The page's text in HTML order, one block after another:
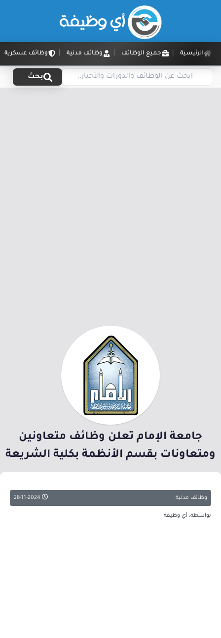
الرئيسية جميع الوظائف وظائف مدنية وظائف عسكرية
بحث
جامعة الإمام تعلن وظائف متعاونين
ومتعاونات بقسم الأنظمة بكلية الشريعة
وظائف مدنية
بواسطة: أي وظيفة